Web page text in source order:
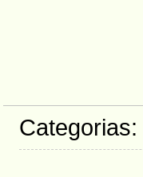
Categorias: